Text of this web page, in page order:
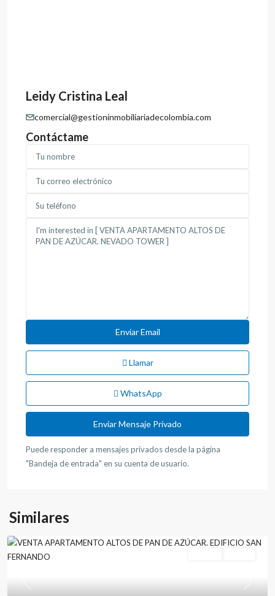
Leidy Cristina Leal
comercial@gestioninmobiliariadecolombia.com
Contáctame
Llamar
WhatsApp
Puede responder a mensajes privados desde la página
"Bandeja de entrada" en su cuenta de usuario.
Similares
Previous Next